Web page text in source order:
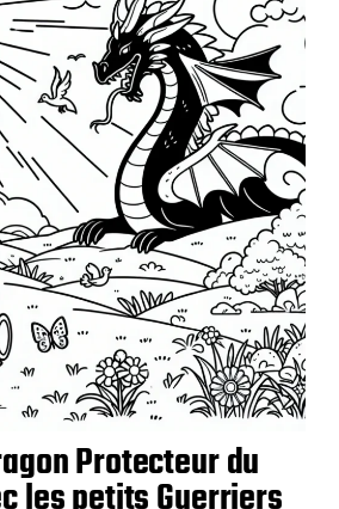
Protecteur du